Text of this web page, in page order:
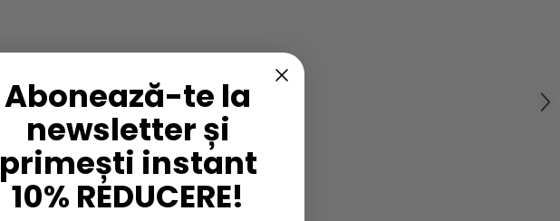
Abonează-te la
newsletter și
primești instant
10% REDUCERE!